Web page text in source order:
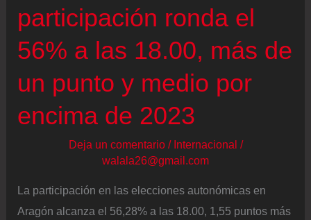
participación ronda el
56% a las 18.00, más de
un punto y medio por
encima de 2023
Deja un comentario / Internacional /
walala26@gmail.com
La participación en las elecciones autonómicas en
Aragón alcanza el 56,28% a las 18.00, 1,55 puntos más